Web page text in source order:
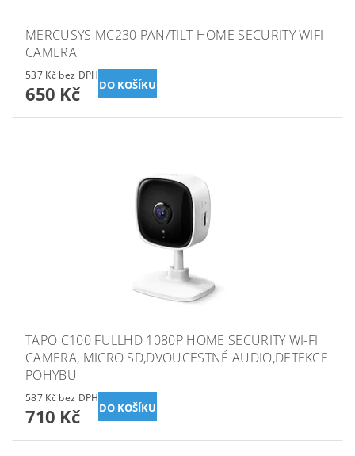
MERCUSYS MC230 PAN/TILT HOME SECURITY WIFI
CAMERA
537 Kč bez DPH
650 Kč
TAPO C100 FULLHD 1080P HOME SECURITY WI-FI
CAMERA, MICRO SD,DVOUCESTNÉ AUDIO,DETEKCE
POHYBU
587 Kč bez DPH
710 Kč